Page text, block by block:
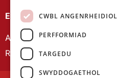
EIN CYHOEDDIADAU
Astudiaethau Cymreig
Rhwydwaith Ymchwil Gyrfa Cynnar
CWBL ANGENRHEIDIOL
PERFFORMIAD
TARGEDU
SWYDDOGAETHOL